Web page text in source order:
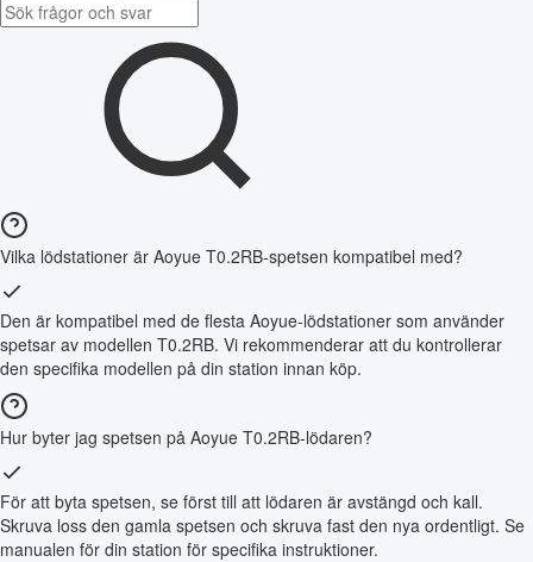
Vilka lödstationer är Aoyue T0.2RB-spetsen kompatibel med?
Den är kompatibel med de flesta Aoyue-lödstationer som använder
spetsar av modellen T0.2RB. Vi rekommenderar att du kontrollerar
den specifika modellen på din station innan köp.
Hur byter jag spetsen på Aoyue T0.2RB-lödaren?
För att byta spetsen, se först till att lödaren är avstängd och kall.
Skruva loss den gamla spetsen och skruva fast den nya ordentligt. Se
manualen för din station för specifika instruktioner.